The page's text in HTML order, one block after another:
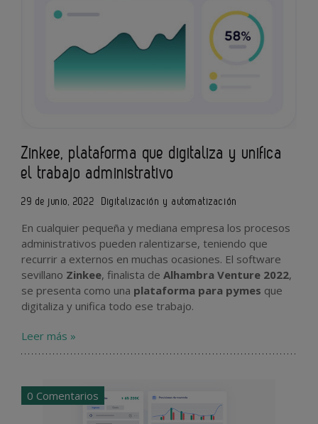
Zinkee, plataforma que digitaliza y unifica
el trabajo administrativo
29 de junio, 2022 Digitalización y automatización
En cualquier pequeña y mediana empresa los procesos
administrativos pueden ralentizarse, teniendo que
recurrir a externos en muchas ocasiones. El software
sevillano Zinkee, finalista de Alhambra Venture 2022,
se presenta como una plataforma para pymes que
digitaliza y unifica todo ese trabajo.
Leer más »
0 Comentarios